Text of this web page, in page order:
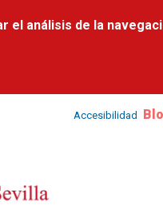
análisis de la
Accesibilidad